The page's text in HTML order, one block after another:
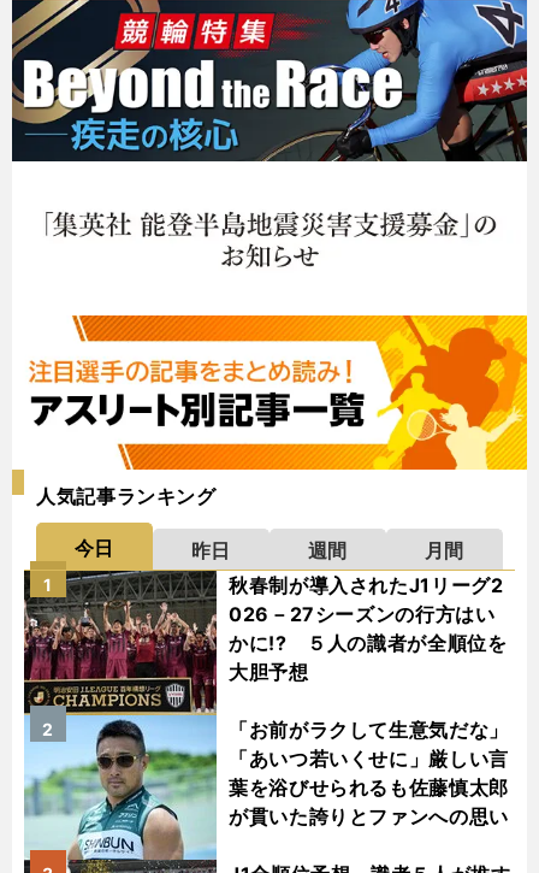
人気記事ランキング
今日 昨日 週間
月間
秋春制が導入されたJ1リーグ2
026－27シーズンの行方はい
かに!? ５人の識者が全順位を
大胆予想
1
「お前がラクして生意気だな」
「あいつ若いくせに」厳しい言
葉を浴びせられるも佐藤慎太郎
が貫いた誇りとファンへの思い
2